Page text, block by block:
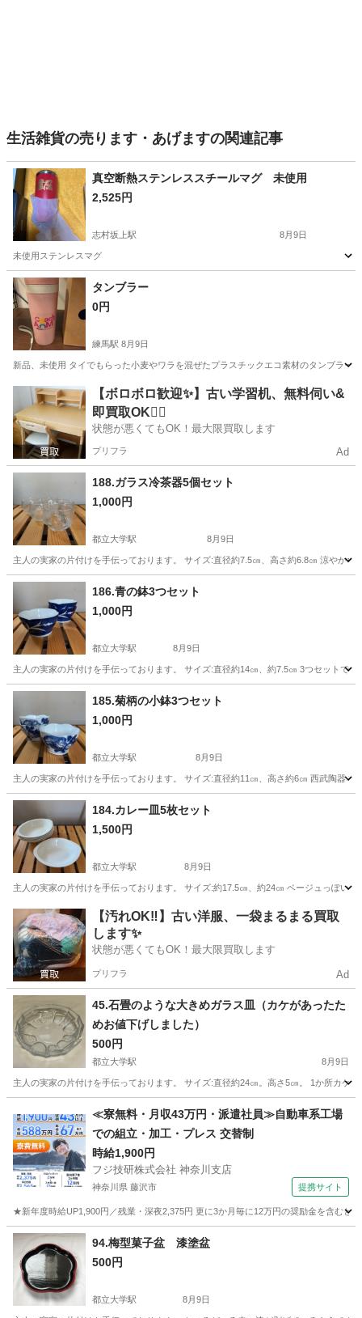
生活雑貨の売ります・あげますの関連記事
真空断熱ステンレススチールマグ 未使用
2,525円
志村坂上駅 8月9日
未使用ステンレスマグ
東京 板橋区 志村坂上駅
タンブラー
0円
練馬駅 8月9日
新品、未使用 タイでもらった小麦やワラを混ぜたプラスチックエコ素材のタンブラー
東京 練馬区 練馬駅 食器
【ボロボロ歓迎✨】古い学習机、無料伺い&
即買取OK🙆‍♀️
状態が悪くてもOK！最大限買取します
プリフラ Ad
188.ガラス冷茶器5個セット
1,000円
都立大学駅 8月9日
主人の実家の片付けを手伝っております。 サイズ:直径約7.5㎝、高さ約6.8㎝ 涼やか
都立大学駅 食器
186.青の鉢3つセット
1,000円
都立大学駅 8月9日
主人の実家の片付けを手伝っております。 サイズ:直径約14㎝、約7.5㎝ 3つセットで
都立大学駅 食器 実家
185.菊柄の小鉢3つセット
1,000円
都立大学駅 8月9日
主人の実家の片付けを手伝っております。 サイズ:直径約11㎝、高さ約6㎝ 西武陶
都立大学駅 食器 小鉢
184.カレー皿5枚セット
1,500円
都立大学駅 8月9日
主人の実家の片付けを手伝っております。 サイズ:約17.5㎝、約24㎝ ベージュっぽ
東京 目黒区 都立大学駅 食器 実家
【汚れOK‼️】古い洋服、一袋まるまる買取
します✨
状態が悪くてもOK！最大限買取します
プリフラ Ad
45.石畳のような大きめガラス皿（カケがあったた
めお値下げしました）
500円
都立大学駅 8月9日
主人の実家の片付けを手伝っております。 サイズ:直径約24㎝。高さ5㎝。 1か所カケ
都立大学駅 食器 石畳
≪寮無料・月収43万円・派遣社員≫自動車系工場
での組立・加工・プレス 交替制
時給1,900円
フジ技研株式会社 神奈川支店
神奈川県 藤沢市 提携サイト
★新年度時給UP1,900円／残業・深夜2,375円 更に3か月毎に12万円の奨励金を含む
神奈川 藤沢市 その他
94.梅型菓子盆 漆塗盆
500円
都立大学駅 8月9日